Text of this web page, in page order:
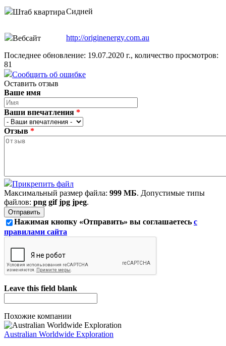
Штаб квартираСидней
Вебсайт http://originenergy.com.au
Последнее обновление: 19.07.2020 г., количество просмотров:
81
Сообщить об ошибке
Оставить отзыв
Ваше имя
Ваши впечатления *
Отзыв *
Прикрепить файл
Максимальный размер файла: 999 МБ. Допустимые типы
файлов: png gif jpg jpeg.
Нажимая кнопку «Отправить» вы соглашаетесь с
правилами сайта
Leave this field blank
Похожие компании
Australian Worldwide Exploration